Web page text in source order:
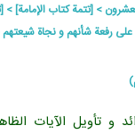
[تتمة كتاب الإمامة]
الدالة على رفعة شأنهم و نجاة
و تأويل الآيات